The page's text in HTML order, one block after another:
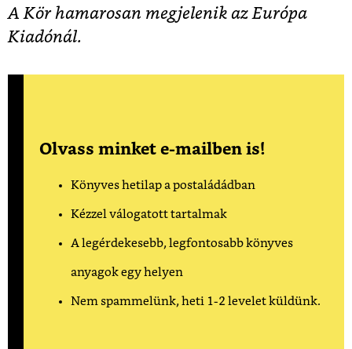
A Kör hamarosan megjelenik az Európa
Kiadónál.
Olvass minket e-mailben is!
Könyves hetilap a postaládádban
Kézzel válogatott tartalmak
A legérdekesebb, legfontosabb könyves
anyagok egy helyen
Nem spammelünk, heti 1-2 levelet küldünk.